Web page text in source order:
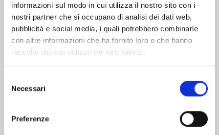
informazioni sul modo in cui utilizza il nostro sito con i
nostri partner che si occupano di analisi dei dati web,
pubblicità e social media, i quali potrebbero combinarle
con altre informazioni che ha fornito loro o che hanno
raccolto dal suo utilizzo dei loro servizi.
delNecessari
Preferenze